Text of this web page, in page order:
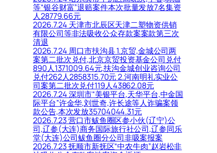
等“银谷财富”退赔案件本次批量发放7名集资
人28779.66元
2026.7.24 天津市北辰区天津二塑物资供销
有限公司等非法吸收公众存款案案款第三次
清退
2026.7.24 周口市扶沟县 1.京贸,金城公司两
案第二批次兑付,北京京贸投资基金公司兑付
890人1371009.64元,扶沟金城创业咨询公司
兑付262人2858315.70元 2.河南明礼实业公
司案第二批次兑付119人43862.08元
2026.7.24 深圳市“美银平台,天华平台,中金国
际平台”许金华,刘世奇,许长途等人诈骗案领
款公告,本次发放35704044.31元
2026.7.23 营口市鲅鱼圈区参小伙(辽宁)公
司,辽参(大连)商务国际旅行社公司,辽参同乐
堂(大连)公司鲅鱼圈分公司非吸案报案
2026.7.23 抚顺市新抚区“中农牛肉”赵岩松非